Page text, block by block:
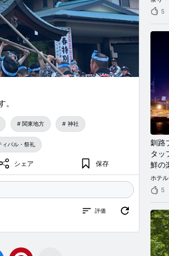
関東地方 神社
ィバル・祭礼
シェア 保存
評価
5
釧路
タッ
鮮の
ホテ
5